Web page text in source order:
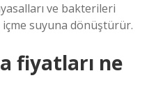
ve bakterileri
içme suyuna dönüştürür.
fiyatları ne